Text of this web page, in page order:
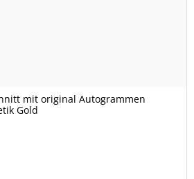
mit original Autogrammen
Gold